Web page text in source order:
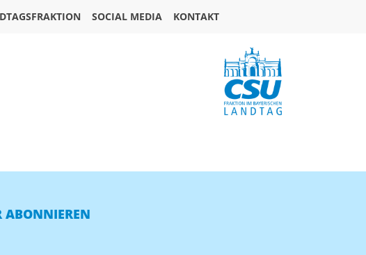
SOCIAL MEDIA KONTAKT
ABONNIEREN